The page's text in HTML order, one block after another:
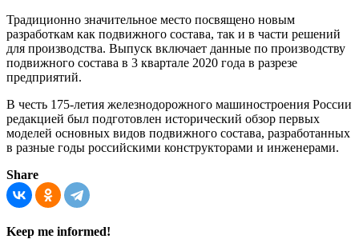
Традиционно значительное место посвящено новым
разработкам как подвижного состава, так и в части решений
для производства. Выпуск включает данные по производству
подвижного состава в 3 квартале 2020 года в разрезе
предприятий.
В честь 175-летия железнодорожного машиностроения России
редакцией был подготовлен исторический обзор первых
моделей основных видов подвижного состава, разработанных
в разные годы российскими конструкторами и инженерами.
Share
Keep me informed!